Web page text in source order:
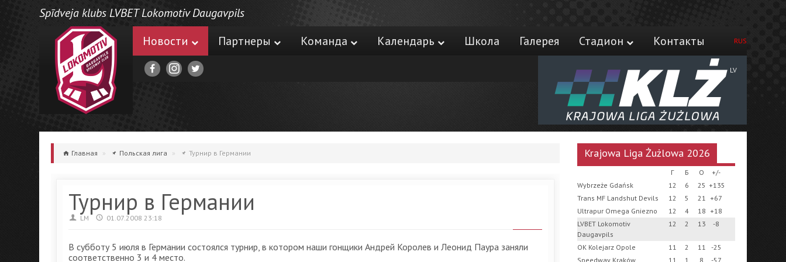
Spīdveja klubs LVBET Lokomotiv Daugavpils
Новости
Партнеры Команда Календарь Школа Галерея Стадион Контакты RUS
LV
Главная » Польская лига » Турнир в Германии
Турнир в Германии
LM 01.07.2008 23:18
В субботу 5 июля в Германии состоялся турнир, в котором наши гонщики Андрей Королев и Леонид Паура заняли
соответственно 3 и 4 место.
Krajowa Liga Żużlowa 2026
Г Б О
+/-
Wybrzeże Gdańsk
12 6 25 +135
Trans MF Landshut Devils
12 5 21 +67
Ultrapur Omega Gniezno
12 4 18 +18
LVBET Lokomotiv
Daugavpils
12 2 13 -8
OK Kolejarz Opole 11 2 11
-25
Speedway Kraków
11 1 8 -57